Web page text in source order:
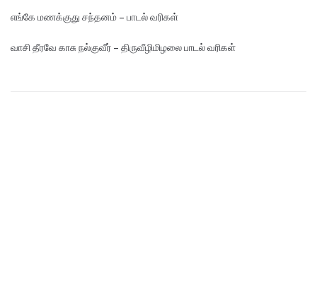
எங்கே மண‌க்குது சந்தனம் – பாடல் வரிகள்
வாசி தீரவே காசு நல்குவீர் – திருவீழிமிழலை பாடல் வரிகள்